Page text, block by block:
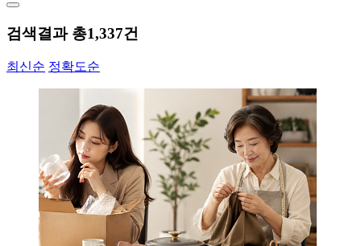
검색결과 총1,337건
최신순 정확도순